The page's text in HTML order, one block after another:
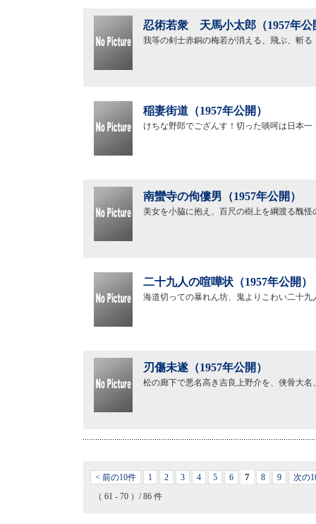
忍術若衆 天馬小太郎（1957年公
我等の剣士赤銅の梅若が消える、飛ぶ、斬
稲妻街道（1957年公開）
けちな野郎でござんす！切った啖呵は日本
南蠻寺の佝僂男（1957年公開）
美女を小脇に抱え、百尺の樹上を綱渡る醜
二十九人の喧嘩状（1957年公開）
海道切っての暴れん坊、鬼よりこわい二十
刃傷未遂（1957年公開）
松の廊下で悪名高き吉良上野介を、侠骨大
< 前の10件 1 2 3 4 5 6 7 8 9
次の
（ 61 - 70 ）/ 86 件